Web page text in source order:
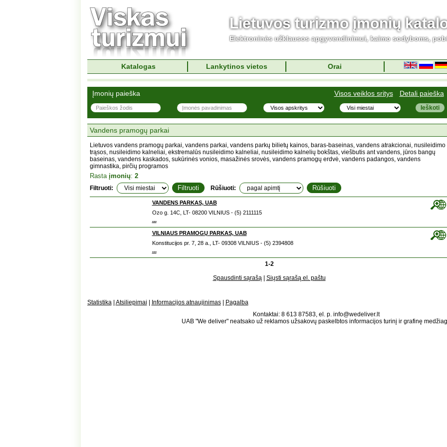
Lietuvos turizmo įmonių
Elektroninės užklausos apgyvendinimui, kaimo sodyboms,
Katalogas Lankytinos vietos Orai
Visos veiklos sritys Detali paieška
Įmonių paieška
Vandens pramogų parkai
Lietuvos vandens pramogų parkai, vandens parkai, vandens parkų bilietų kainos, baras-baseinas, vandens atrakcionai, nusileidimo
trąsos, nusileidimo kalneliai, ekstremalūs nusileidimo kalneliai, nusileidimo kalnelių bokštas, viešbutis ant vandens, jūros bangų
baseinas, vandens kaskados, sukūrinės vonios, masažinės srovės, vandens pramogų erdvė, vandens padangos, vandens
gimnastika, pirčių programos
Rasta įmonių: 2
Filtruoti: Rūšiuoti:
VANDENS PARKAS, UAB
Ozo g. 14C, LT- 08200 VILNIUS - (5) 2111115
...
VILNIAUS PRAMOGŲ PARKAS, UAB
Konstitucijos pr. 7, 28 a., LT- 09308 VILNIUS - (5) 2394808
...
1-2
Spausdinti sąrašą| Siųsti sąrašą el. paštu
Statistika Atsiliepimai Informacijos atnaujinimas|
Pagalba
Kontaktai: 8 613 87583, el. p. info@wedeliver.lt
UAB "We deliver" neatsako už reklamos užsakovų paskelbtos informacijos turinį ir grafinę